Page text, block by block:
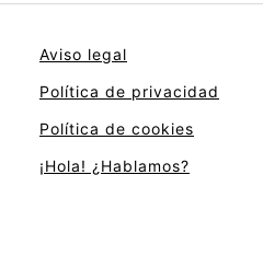
Aviso legal
Política de privacidad
Política de cookies
¡Hola! ¿Hablamos?